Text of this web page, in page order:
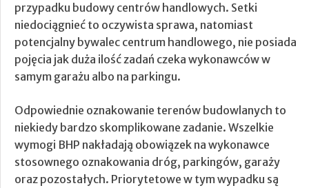
przypadku budowy centrów handlowych. Setki
niedociągnieć to oczywista sprawa, natomiast
potencjalny bywalec centrum handlowego, nie posiada
pojęcia jak duża ilość zadań czeka wykonawców w
samym garażu albo na parkingu.
Odpowiednie oznakowanie terenów budowlanych to
niekiedy bardzo skomplikowane zadanie. Wszelkie
wymogi BHP nakładają obowiązek na wykonawce
stosownego oznakowania dróg, parkingów, garaży
oraz pozostałych. Priorytetowe w tym wypadku są